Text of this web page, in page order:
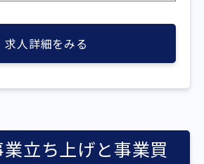
求人詳細をみる
立ち上げと事業買